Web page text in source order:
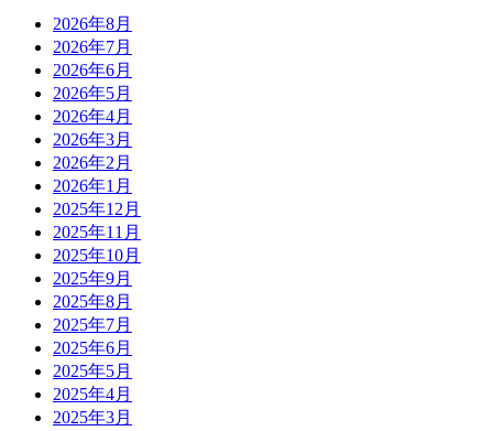
2026年8月
2026年7月
2026年6月
2026年5月
2026年4月
2026年3月
2026年2月
2026年1月
2025年12月
2025年11月
2025年10月
2025年9月
2025年8月
2025年7月
2025年6月
2025年5月
2025年4月
2025年3月